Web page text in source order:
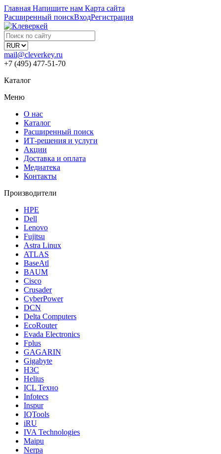
Главная Напишите нам Карта сайта
Расширенный поискВходРегистрация
mail@cleverkey.ru
+7 (495) 477-51-70
Каталог
Меню
О нас
Каталог
Расширенный поиск
ИТ-решения и услуги
Акции
Доставка и оплата
Медиатека
Контакты
Производители
HPE
Dell
Lenovo
Fujitsu
Astra Linux
ATLAS
BaseAtl
BAUM
Cisco
Crusader
CyberPower
DCN
Delta Computers
EcoRouter
Evada Electronics
Fplus
GAGARIN
Gigabyte
H3C
Helius
ICL Техно
Infotecs
Inspur
IQTools
iRU
IVA Technologies
Maipu
Nerpa